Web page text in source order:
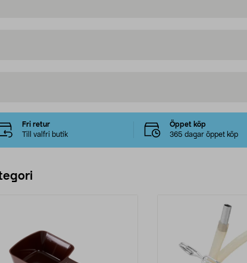
Fri retur
Till valfri butik
Öppet köp
365 dagar öppet köp